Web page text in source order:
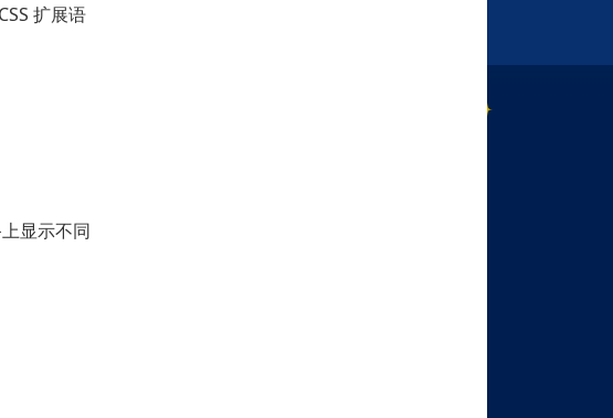
扩展语
显示不同